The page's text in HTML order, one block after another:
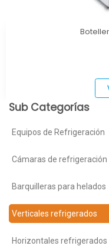
Sub Categorías
Equipos de Refrigeración
Cámaras de refrigeración
Barquilleras para helados
Verticales refrigerados
Horizontales refrigerados